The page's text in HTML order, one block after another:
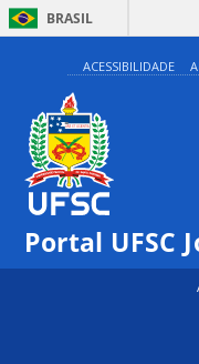
BRASIL
ACESSIBILIDADE
Portal UFSC